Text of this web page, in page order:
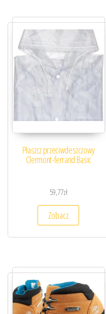
Płaszcz przeciwdeszczowy
Clermont-ferrand Basic
59,77zł
Zobacz